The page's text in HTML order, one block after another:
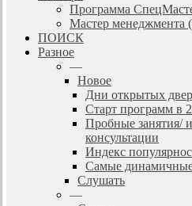
Программа
Мастер менеджмента
ПОИСК
Разное
—
Новое
Дни открытых
Старт программ в
Пробные занятия/
консультации
Индекс
Самые
Слушать
—